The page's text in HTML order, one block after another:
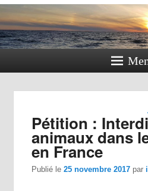
Pétition :
animaux dans
en France
Publié le25 novembre 2017 par